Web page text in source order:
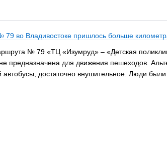
79 во Владивостоке пришлось больше
№ 79 «ТЦ «Изумруд» – «Детская
предназначена для движения пешеходов.
автобусы, достаточно внушительное. Люди